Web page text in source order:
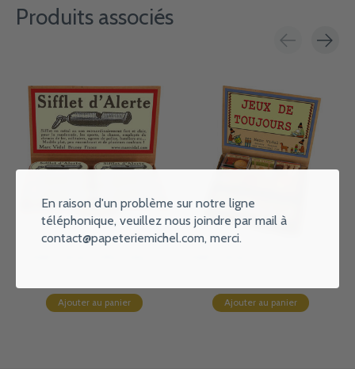
Produits associés
Ajouter au panier Ajouter au panier
En raison d'un problème sur notre ligne
téléphonique, veuillez nous joindre par mail à
contact@papeteriemichel.com, merci.